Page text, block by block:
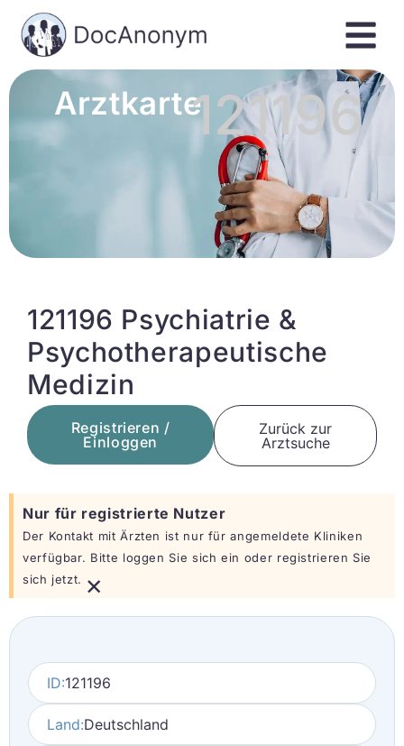
Arztkarte121196
121196 Psychiatrie &
Psychotherapeutische
Medizin
Registrieren /
Einloggen
Zurück zur
Arztsuche
Nur für registrierte Nutzer
Der Kontakt mit Ärzten ist nur für angemeldete Kliniken
verfügbar. Bitte loggen Sie sich ein oder registrieren Sie
sich jetzt. ×
ID:121196
Land:Deutschland